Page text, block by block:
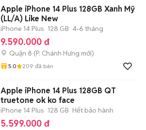
Apple iPhone 14 Plus 128GB Xanh Mỹ
(LL/A) Like New
iPhone 14 Plus 128 GB 4-6 tháng
9.590.000 đ
Quận 8 (P. Chánh Hưng mới)
5.0 209 đã bán
Apple iPhone 14 Plus 128GB QT
truetone ok ko face
iPhone 14 Plus 128 GB Hết bảo hành
5.599.000 đ